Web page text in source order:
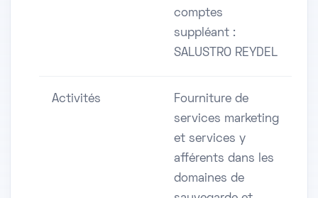
comptes
suppléant :
SALUSTRO REYDEL
Activités
Fourniture de
services marketing
et services y
afférents dans les
domaines de